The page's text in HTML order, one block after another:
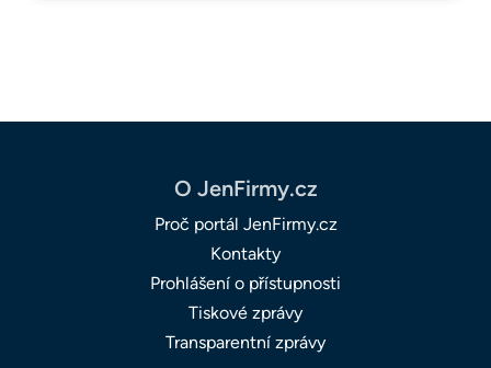
O JenFirmy.cz
Proč portál JenFirmy.cz
Kontakty
Prohlášení o přístupnosti
Tiskové zprávy
Transparentní zprávy